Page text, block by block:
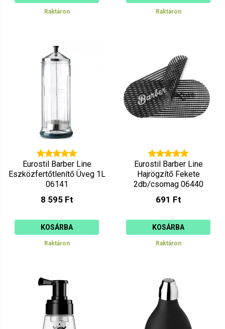
Raktáron Raktáron
Eurostil Barber Line
Eszközfertőtlenítő Üveg 1L
06141
8 595 Ft
KOSÁRBA
Raktáron
Eurostil Barber Line
Hajrögzítő Fekete
2db/csomag 06440
691 Ft
KOSÁRBA
Raktáron